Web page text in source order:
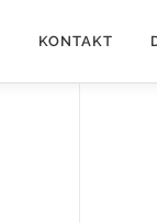
KONTAKT